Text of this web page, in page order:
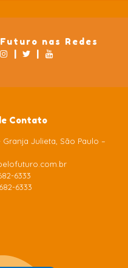
nas Redes
Contato
Granja Julieta, São Paulo –
6333
6333
Belo Futuro